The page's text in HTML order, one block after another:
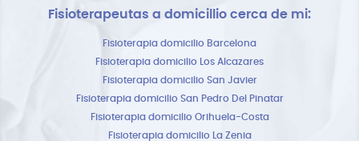
Fisioterapeutas a domicillio cerca de mi:
Fisioterapia domicilio Barcelona
Fisioterapia domicilio Los Alcazares
Fisioterapia domicilio San Javier
Fisioterapia domicilio San Pedro Del Pinatar
Fisioterapia domicilio Orihuela-Costa
Fisioterapia domicilio La Zenia